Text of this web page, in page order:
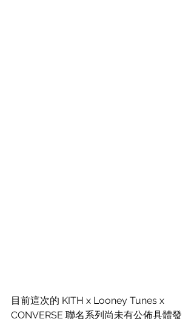
目前這次的 KITH x Looney Tunes x
CONVERSE 聯名系列尚未有公佈具體發